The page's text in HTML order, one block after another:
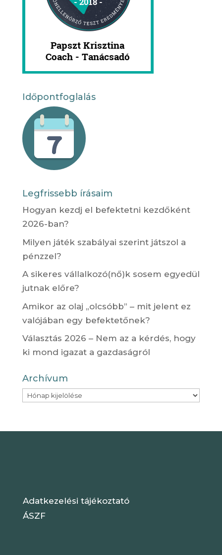
Időpontfoglalás
Legfrissebb írásaim
Hogyan kezdj el befektetni kezdőként
2026-ban?
Milyen játék szabályai szerint játszol a
pénzzel?
A sikeres vállalkozó(nő)k sosem egyedül
jutnak előre?
Amikor az olaj „olcsóbb” – mit jelent ez
valójában egy befektetőnek?
Választás 2026 – Nem az a kérdés, hogy
ki mond igazat a gazdaságról
Archívum
Archívum
Adatkezelési tájékoztató
ÁSZF